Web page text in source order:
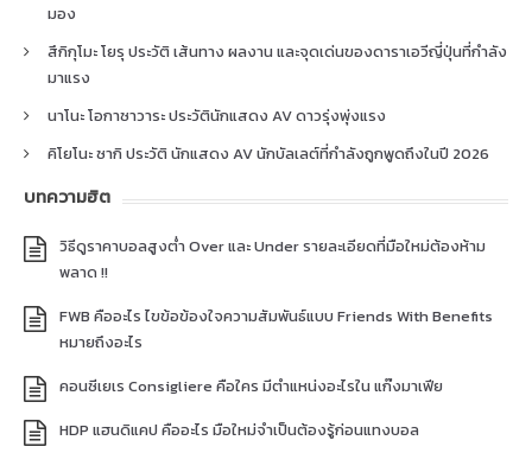
มอง
สึกิกุโมะ โยรุ ประวัติ เส้นทาง ผลงาน และจุดเด่นของดาราเอวีญี่ปุ่นที่กำลัง
มาแรง
นาโนะ โอกาซาวาระ ประวัตินักแสดง AV ดาวรุ่งพุ่งแรง
คิโยโนะ ซากิ ประวัติ นักแสดง AV นักบัลเลต์ที่กำลังถูกพูดถึงในปี 2026
บทความฮิต
วิธีดูราคาบอลสูงต่ำ Over และ Under รายละเอียดที่มือใหม่ต้องห้าม
พลาด !!
FWB คืออะไร ไขข้อข้องใจความสัมพันธ์แบบ Friends With Benefits
หมายถึงอะไร
คอนซีเยเร Consigliere คือใคร มีตำแหน่งอะไรใน แก๊งมาเฟีย
HDP แฮนดิแคป คืออะไร มือใหม่จำเป็นต้องรู้ก่อนแทงบอล